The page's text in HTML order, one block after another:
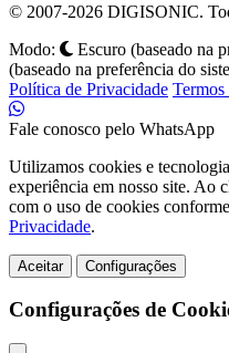
© 2007-2026 DIGISONIC.
Modo:
Escuro (baseado na
(baseado na preferência do
Política de Privacidade
Fale conosco pelo WhatsApp
Utilizamos cookies e
experiência em nosso site. Ao
com o uso de cookies
Privacidade.
Aceitar Configurações
Configurações de